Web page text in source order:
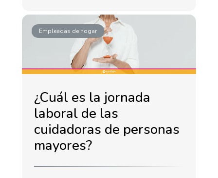
Empleadas de hogar
¿Cuál es la jornada
laboral de las
cuidadoras de personas
mayores?